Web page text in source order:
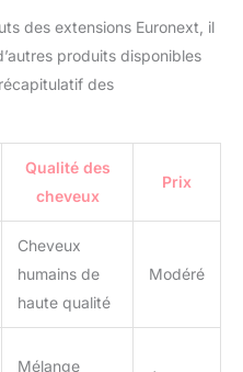
des extensions Euronext, il
produits disponibles
des
Qualité des
cheveux
Prix
Cheveux
humains de
haute qualité
Modéré
Mélange